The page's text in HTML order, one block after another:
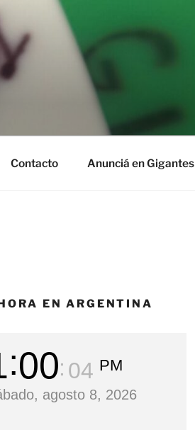
Contacto Anunciá en Gigantes
EN ARGENTINA
00 06 PM
agosto 8, 2026